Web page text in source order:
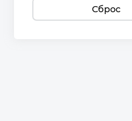
Сброс